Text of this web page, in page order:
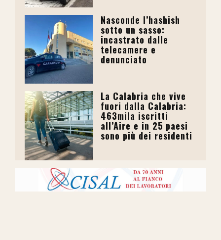
Nasconde l’hashish
sotto un sasso:
incastrato dalle
telecamere e
denunciato
La Calabria che vive
fuori dalla Calabria:
463mila iscritti
all’Aire e in 25 paesi
sono più dei residenti